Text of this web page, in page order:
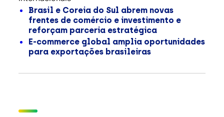
Brasil e Coreia do Sul abrem novas
frentes de comércio e investimento e
reforçam parceria estratégica
E-commerce global amplia oportunidades
para exportações brasileiras